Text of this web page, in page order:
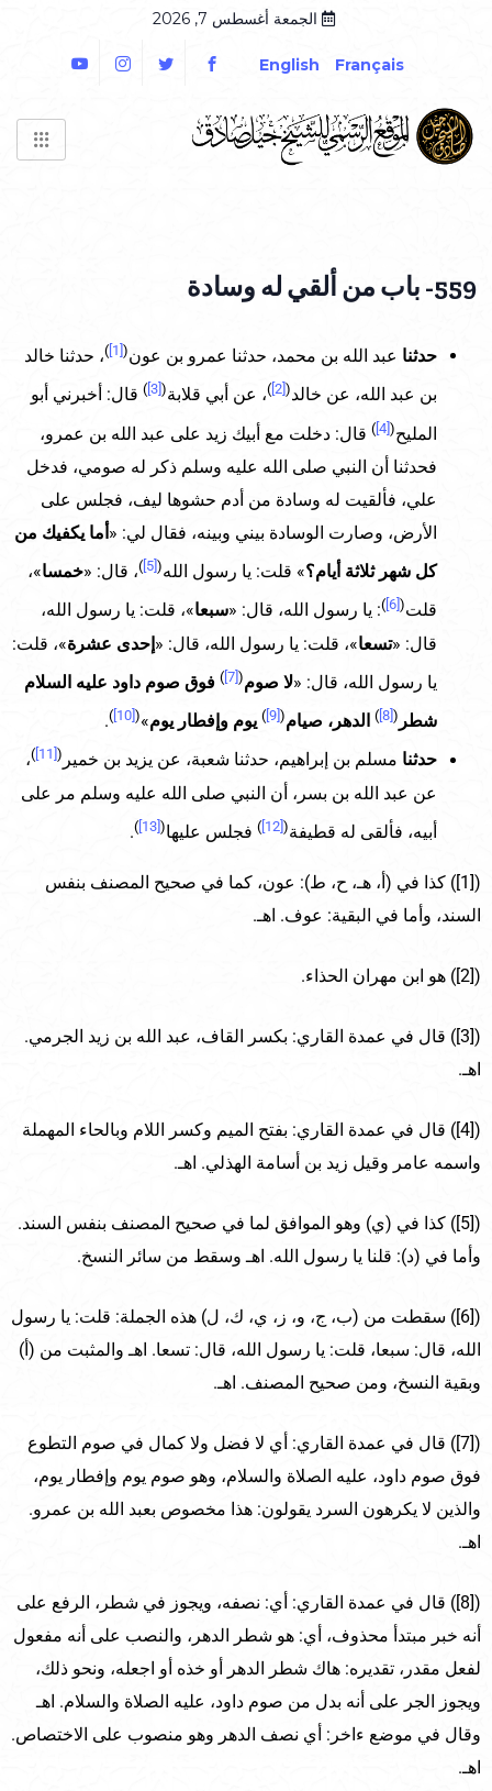
الجمعة أغسطس 7, 2026
Français
English
حدثنا عبد الله بن محمد، حدثنا عمرو بن عون(
)، حدثنا خالد
بن عبد الله، عن خالد(
)، عن أبي قلابة(
) قال: أخبرني أبو
المليح(
) قال: دخلت مع أبيك زيد على عبد الله بن عمرو،
فحدثنا أن النبي صلى الله عليه وسلم ذكر له صومي، فدخل
علي، فألقيت له وسادة من أدم حشوها ليف، فجلس على
الأرض، وصارت الوسادة بيني وبينه، فقال لي: «أما يكفيك من
كل شهر ثلاثة أيام؟» قلت: يا رسول الله(
)، قال: «خمسا»،
قلت(
): يا رسول الله، قال: «سبعا»، قلت: يا رسول الله،
قال: «تسعا»، قلت: يا رسول الله، قال: «إحدى عشرة»، قلت:
يا رسول الله، قال: «لا صوم(
[7]
) فوق صوم داود عليه السلام
شطر (
) الدهر، صيام(
) يوم وإفطار يوم»
(
)
.
حدثنا مسلم بن إبراهيم، حدثنا شعبة، عن يزيد بن خمير (
)،
عن عبد الله بن بسر، أن النبي صلى الله عليه وسلم مر على
أبيه، فألقى له قطيفة(
[12]
) فجلس عليها(
[13]
)
.
([1]) كذا في (أ، هـ، ح، ط): عون، كما في صحيح المصنف بنفس
السند، وأما في البقية: عوف. اهـ.
([2]) هو ابن مهران الحذاء.
([3]) قال في عمدة القاري: بكسر القاف، عبد الله بن زيد الجرمي.
اهـ.
([4]) قال في عمدة القاري: بفتح الميم وكسر اللام وبالحاء المهملة
واسمه عامر وقيل زيد بن أسامة الهذلي. اهـ.
([5]) كذا في (ي) وهو الموافق لما في صحيح المصنف بنفس السند.
وأما في (د): قلنا يا رسول الله. اهـ وسقط من سائر النسخ.
([6]) سقطت من (ب، ج، و، ز، ي، ك، ل) هذه الجملة: قلت: يا رسول
الله، قال: سبعا، قلت: يا رسول الله، قال: تسعا. اهـ والمثبت من (أ)
وبقية النسخ، ومن صحيح المصنف. اهـ.
([7]) قال في عمدة القاري: أي لا فضل ولا كمال في صوم التطوع
فوق صوم داود، عليه الصلاة والسلام، وهو صوم يوم وإفطار يوم،
والذين لا يكرهون السرد يقولون: هذا مخصوص بعبد الله بن عمرو.
اهـ.
([8]) قال في عمدة القاري: أي: نصفه، ويجوز في شطر، الرفع على
أنه خبر مبتدأ محذوف، أي: هو شطر الدهر، والنصب على أنه مفعول
لفعل مقدر، تقديره: هاك شطر الدهر أو خذه أو اجعله، ونحو ذلك،
ويجوز الجر على أنه بدل من صوم داود، عليه الصلاة والسلام. اهـ
وقال في موضع ءاخر: أي نصف الدهر وهو منصوب على الاختصاص.
اهـ.